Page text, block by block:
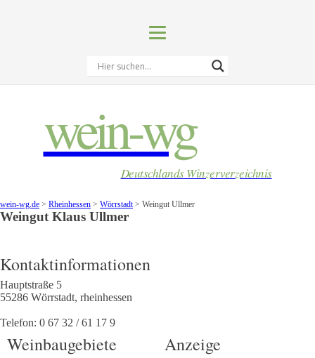
wein-wg
Deutschlands Winzerverzeichnis
wein-wg.de > Rheinhessen > Wörrstadt> Weingut Ullmer
Weingut Klaus Ullmer
Kontaktinformationen
Hauptstraße 5
55286 Wörrstadt, rheinhessen
Telefon: 0 67 32 / 61 17 9
Weinbaugebiete Anzeige